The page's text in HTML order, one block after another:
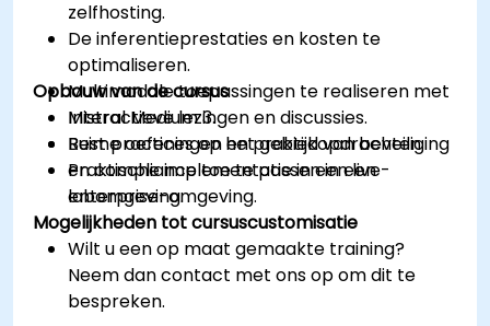
zelfhosting.
De inferentieprestaties en kosten te
optimaliseren.
Multimodale toepassingen te realiseren met
Mistral Medium 3.
Best practices op het gebied van beveiliging
en compliance toe te passen in een
enterprise-omgeving.
Opbouw van de cursus
Interactieve lezingen en discussies.
Ruime oefeningen en praktijkopdrachten.
Praktische implementatie in een live-
labomgeving.
Mogelijkheden tot cursuscustomisatie
Wilt u een op maat gemaakte training?
Neem dan contact met ons op om dit te
bespreken.